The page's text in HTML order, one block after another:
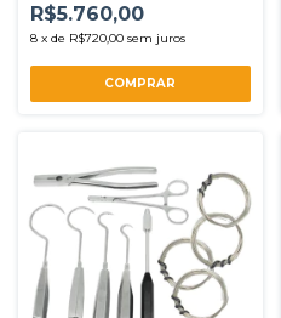
R$5.760,00
8 x de R$720,00 sem juros
COMPRAR